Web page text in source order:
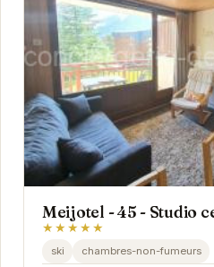
Meijotel - 45 - Studio
★★★★★
ski chambres-non-fumeurs